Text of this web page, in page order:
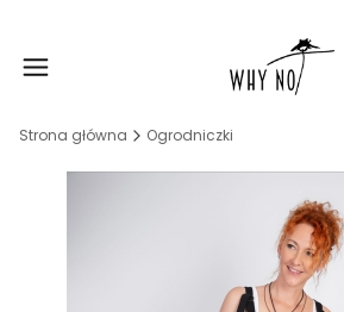
Strona główna Ogrodniczki